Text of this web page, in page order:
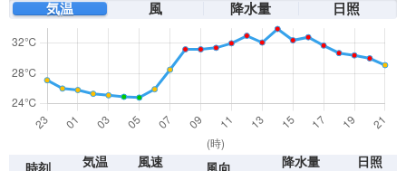
気温 風 降水量 日照
気温 風速 降水量 日照